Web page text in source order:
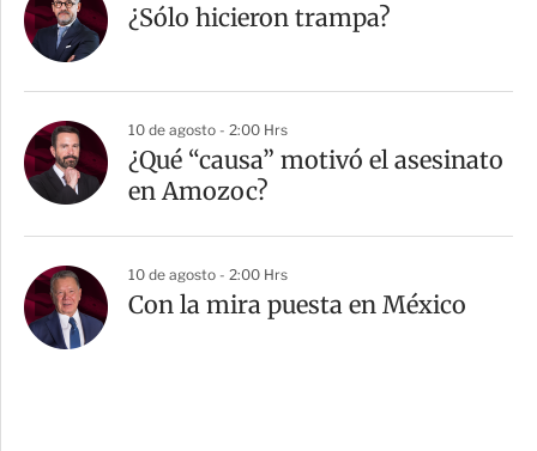
¿Sólo hicieron trampa?
10 de agosto - 2:00 Hrs
¿Qué “causa” motivó el asesinato
en Amozoc?
10 de agosto - 2:00 Hrs
Con la mira puesta en México